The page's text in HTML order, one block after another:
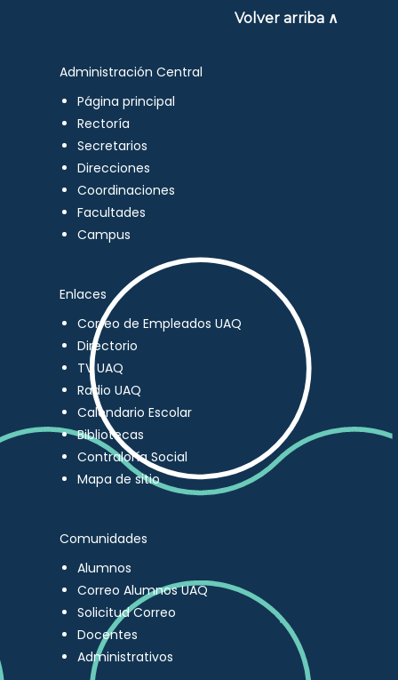
Volver arriba ∧
Administración Central
Página principal
Rectoría
Secretarios
Direcciones
Coordinaciones
Facultades
Campus
Enlaces
Correo de Empleados UAQ
Directorio
TV UAQ
Radio UAQ
Calendario Escolar
Bibliotecas
Contraloría Social
Mapa de sitio
Comunidades
Alumnos
Correo Alumnos UAQ
Solicitud Correo
Docentes
Administrativos